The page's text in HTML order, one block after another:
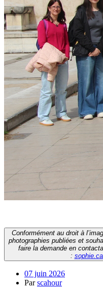
Conformément au droit à
photographies publiées et
faire la demande en
:
07 juin 2026
Parscahour